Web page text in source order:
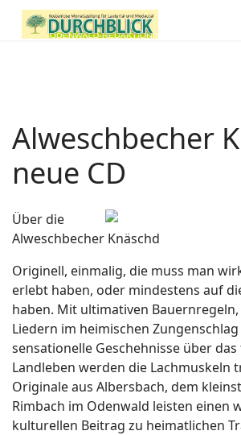
Alweschbecher
neue CD
Über die
Alweschbecher Knäschd
Originell, einmalig, die muss man
erlebt haben, oder mindestens auf
haben. Mit ultimativen
Liedern im heimischen
sensationelle Geschehnisse über
Landleben werden die Lachmuskeln
Originale aus Albersbach, dem
Rimbach im Odenwald leisten einen
kulturellen Beitrag zu heimatlichen